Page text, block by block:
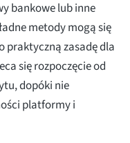
bankowe lub inne
metody mogą się
praktyczną zasadę dla
się rozpoczęcie od
dopóki nie
platformy i